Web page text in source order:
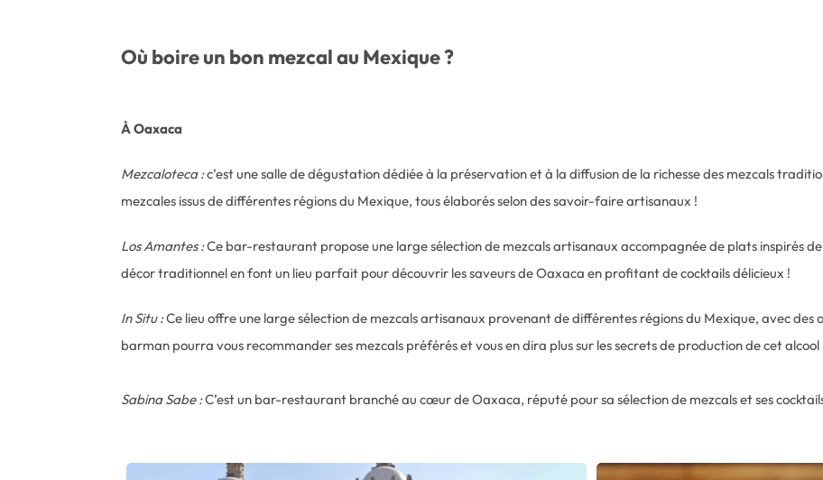
Où boire un bon mezcal au Mexique ?
À Oaxaca
Mezcaloteca :c’est une salle de dégustation dédiée à la préservation et à la diffusion de la richesse des mezcals
mezcales issus de différentes régions du Mexique, tous élaborés selon des savoir-faire artisanaux !
Los Amantes :Ce bar-restaurant propose une large sélection de mezcals artisanaux accompagnée de plats inspirés de
décor traditionnel en font un lieu parfait pour découvrir les saveurs de Oaxaca en profitant de cocktails délicieux !
In Situ :Ce lieu offre une large sélection de mezcals artisanaux provenant de différentes régions du Mexique, avec des
barman pourra vous recommander ses mezcals préférés et vous en dira plus sur les secrets de production de cet alcool
Sabina Sabe :C’est un bar-restaurant branché au cœur de Oaxaca, réputé pour sa sélection de mezcals et ses